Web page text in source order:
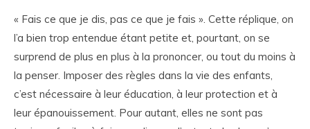
« Fais ce que je dis, pas ce que je fais ». Cette réplique, on
l’a bien trop entendue étant petite et, pourtant, on se
surprend de plus en plus à la prononcer, ou tout du moins à
la penser. Imposer des règles dans la vie des enfants,
c’est nécessaire à leur éducation, à leur protection et à
leur épanouissement. Pour autant, elles ne sont pas